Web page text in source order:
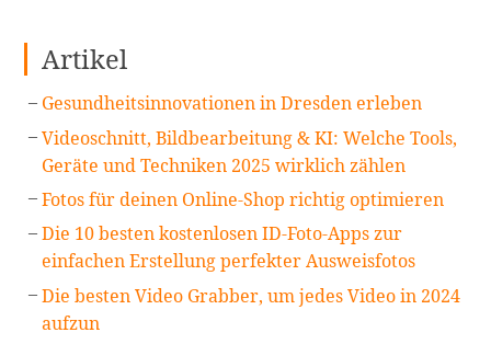
Artikel
Gesundheitsinnovationen in Dresden erleben
Videoschnitt, Bildbearbeitung & KI: Welche Tools,
Geräte und Techniken 2025 wirklich zählen
Fotos für deinen Online-Shop richtig optimieren
Die 10 besten kostenlosen ID-Foto-Apps zur
einfachen Erstellung perfekter Ausweisfotos
Die besten Video Grabber, um jedes Video in 2024
aufzun